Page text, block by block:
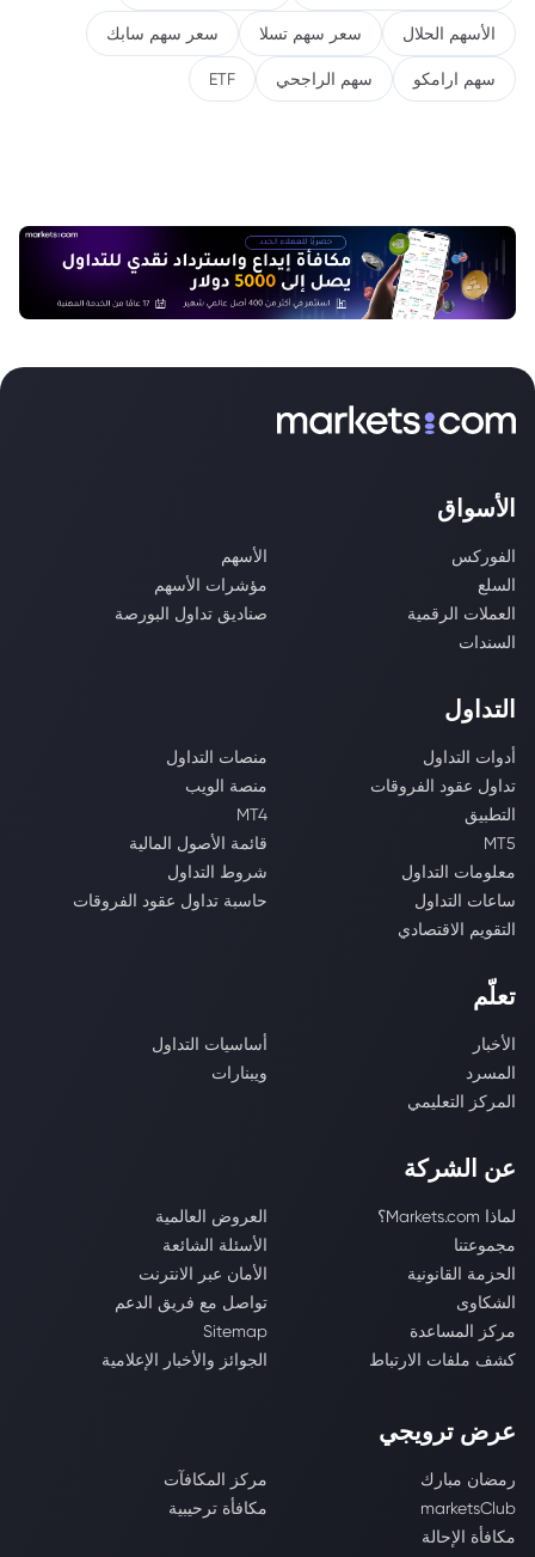
الأسهم الحلال سعر سهم تسلا سعر سهم سابك
سهم ارامكو سهم الراجحي ETF
الأسواق
الفوركس
الأسهم
السلع
مؤشرات الأسهم
العملات الرقمية
صناديق تداول البورصة
السندات
التداول
أدوات التداول
منصات التداول
تداول عقود الفروقات
منصة الويب
التطبيق
MT4
MT5
قائمة الأصول المالية
معلومات التداول
شروط التداول
ساعات التداول
حاسبة تداول عقود الفروقات
التقويم الاقتصادي
تعلّم
الأخبار
أساسيات التداول
المسرد
ويبنارات
المركز التعليمي
عن الشركة
لماذا Markets.com؟
العروض العالمية
مجموعتنا
الأسئلة الشائعة
الحزمة القانونية
الأمان عبر الانترنت
الشكاوى
تواصل مع فريق الدعم
مركز المساعدة
Sitemap
كشف ملفات الارتباط
الجوائز والأخبار الإعلامية
عرض ترويجي
رمضان مبارك
مركز المكافآت
marketsClub
مكافأة ترحيبية
مكافأة الإحالة